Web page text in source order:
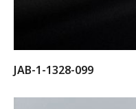
JAB-1-1328-099